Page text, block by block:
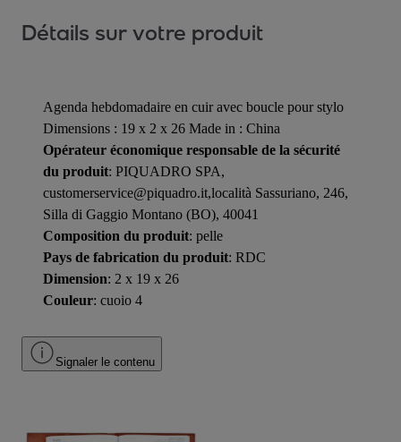
Détails sur votre produit
Agenda hebdomadaire en cuir avec boucle pour stylo
Dimensions : 19 x 2 x 26 Made in : China
Opérateur économique responsable de la sécurité
du produit: PIQUADRO SPA,
customerservice@piquadro.it,località Sassuriano, 246,
Silla di Gaggio Montano (BO), 40041
Composition du produit: pelle
Pays de fabrication du produit: RDC
Dimension: 2 x 19 x 26
Couleur: cuoio 4
Signaler le contenu